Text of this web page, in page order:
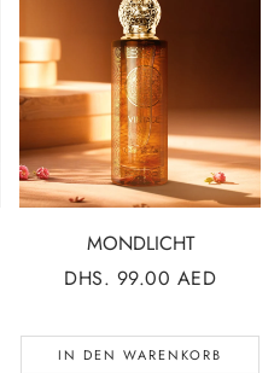
MONDLICHT
NORMALER
DHS. 99.00 AED
IN DEN WARENKORB